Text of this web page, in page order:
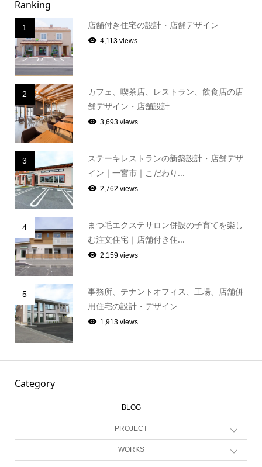
Ranking
1 店舗付き住宅の設計・店舗デザイン
4,113 views
2
カフェ、喫茶店、レストラン、飲食店の店
舗デザイン・店舗設計
3,693 views
3
ステーキレストランの新築設計・店舗デザ
イン｜一宮市｜こだわり...
2,762 views
4
まつ毛エクステサロン併設の子育てを楽し
む注文住宅｜店舗付き住...
2,159 views
5
事務所、テナントオフィス、工場、店舗併
用住宅の設計・デザイン
1,913 views
Category
BLOG
PROJECT
WORKS